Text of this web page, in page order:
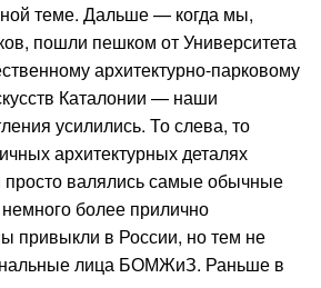
теме. Дальше — когда мы,
пошли пешком от Университета
архитектурно-парковому
Каталонии — наши
усилились. То слева, то
архитектурных деталях
валялись самые обычные
более прилично
привыкли в России, но тем не
лица БОМЖиЗ. Раньше в